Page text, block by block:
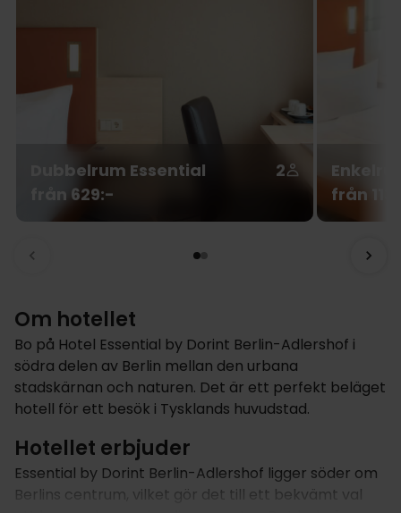
Dubbelrum Essential
2
från 629:-
från
Om hotellet
Bo på Hotel Essential by Dorint Berlin-Adlershof i
södra delen av Berlin mellan den urbana
stadskärnan och naturen. Det är ett perfekt beläget
hotell för ett besök i Tysklands huvudstad.
Hotellet erbjuder
Essential by Dorint Berlin-Adlershof ligger söder om
Berlins centrum, vilket gör det till ett bekvämt val